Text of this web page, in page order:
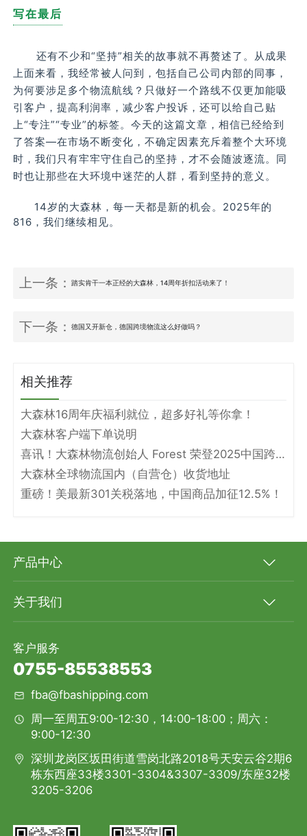
写在最后
还有不少和“坚持”相关的故事就不再赘述了。从成果
上面来看，我经常被人问到，包括自己公司内部的同事，
为何要涉足多个物流航线？只做好一个路线不仅更加能吸
引客户，提高利润率，减少客户投诉，还可以给自己贴
上“专注”“专业”的标签。今天的这篇文章，相信已经给到
了答案—在市场不断变化，不确定因素充斥着整个大环境
时，我们只有牢牢守住自己的坚持，才不会随波逐流。同
时也让那些在大环境中迷茫的人群，看到坚持的意义。
14岁的大森林，每一天都是新的机会。2025年的
816，我们继续相见。
上一条：踏实肯干一本正经的大森林，14周年折扣活动来了！
下一条：德国又开新仓，德国跨境物流这么好做吗？
相关推荐
大森林16周年庆福利就位，超多好礼等你拿！
大森林客户端下单说明
喜讯！大森林物流创始人 Forest 荣登2025中国跨境电商物流名人堂！
大森林全球物流国内（自营仓）收货地址
重磅！美最新301关税落地，中国商品加征12.5%！
产品中心
关于我们
客户服务
0755-85538553
fba@fbashipping.com
周一至周五9:00-12:30，14:00-18:00；周六：
9:00-12:30
深圳龙岗区坂田街道雪岗北路2018号天安云谷2期6
栋东西座33楼3301-3304&3307-3309/东座32楼
3205-3206